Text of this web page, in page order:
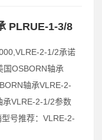
PLRUE-1-3/8
2-1/2承诺
国OSBORN轴承
轴承VLRE-2-
承VLRE-2-1/2参数
号推荐：VLRE-2-